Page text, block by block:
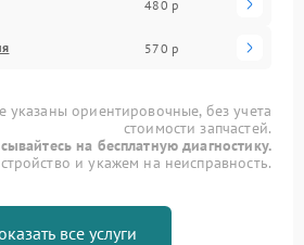
480 р
570 р
указаны ориентировочные, без учета
стоимости запчастей.
на бесплатную диагностику.
и укажем на неисправность.
все услуги